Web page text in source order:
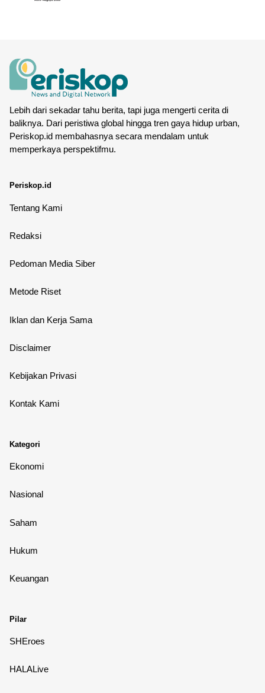
Lebih dari sekadar tahu berita, tapi juga mengerti cerita di
baliknya. Dari peristiwa global hingga tren gaya hidup urban,
Periskop.id membahasnya secara mendalam untuk
memperkaya perspektifmu.
Periskop.id
Tentang Kami
Redaksi
Pedoman Media Siber
Metode Riset
Iklan dan Kerja Sama
Disclaimer
Kebijakan Privasi
Kontak Kami
Kategori
Ekonomi
Nasional
Saham
Hukum
Keuangan
Pilar
SHEroes
HALALive